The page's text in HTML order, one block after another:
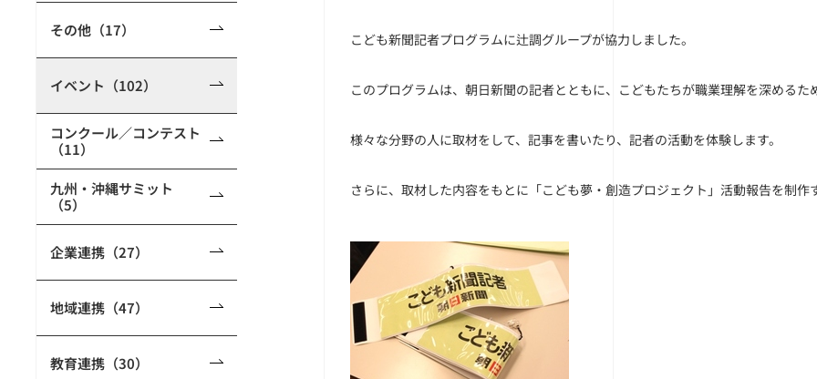
その他（17）
イベント（102）
コンクール／コンテスト
（11）
九州・沖縄サミット
（5）
企業連携（27）
地域連携（47）
教育連携（30）
こども新聞記者プログラムに辻調グループが協力しました。
このプログラムは、朝日新聞の記者とともに、こどもたちが職業理解を深めるた
様々な分野の人に取材をして、記事を書いたり、記者の活動を体験します。
さらに、取材した内容をもとに「こども夢・創造プロジェクト」活動報告を制作